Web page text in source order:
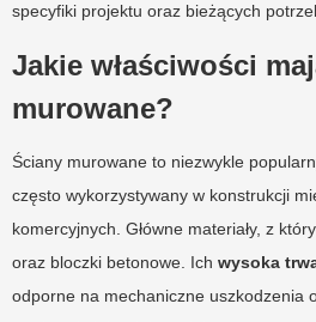
specyfiki projektu oraz bieżących
Jakie właściwości
murowane?
Ściany murowane to niezwykle
często wykorzystywany w konstrukcji
komercyjnych. Główne materiały, z
oraz bloczki betonowe. Ich wysoka
odporne na mechaniczne uszkodzenia